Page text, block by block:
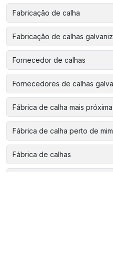
Fabricação de calha
Fabricação de calhas
Fornecedor de calhas
Fornecedores de calhas
Fábrica de calha mais próxima
Fábrica de calha perto de mim
Fábrica de calhas